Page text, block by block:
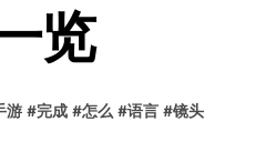
览
游 #完成 #怎么 #语言 #镜头